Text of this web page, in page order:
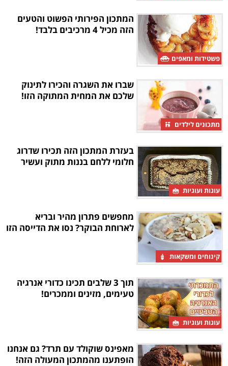
פשטידות ומאפים
המתכון הפירותי הפשוט והטעים
הזה מכיל 4 מרכיבים בלבד!
מתכונים לילדים
שברו את השגרה והכירו לתינוק
שלכם את המחית המתוקה הזו!
עוגות ועוגיות
בעזרת המתכון הזה תכירו שדרוג
חלומי ללחם בננות מתוק ועשיר
קינוחים ומשקאות
מחפשים פתרון מהיר ובריא
לארוחת הבוקר? נסו את הדייסה הזו
עוגות ועוגיות
תוך 3 שלבים תכינו כדורי אנרגיה
טעימים, מזינים וממכרים!
מאפינס שוקולד עם תרד? גם אנחנו
הופתענו מהמתכון המעולה הזה!